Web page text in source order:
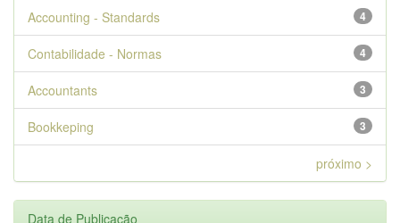
4
Accounting - Standards
4
Contabilidade - Normas
3
Accountants
3
Bookkeping
próximo >
Data de Publicação